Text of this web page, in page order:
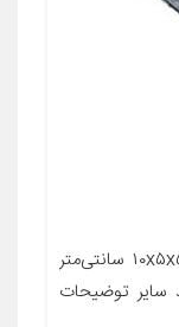
معرفی محصول جزئیات محصول ابعاد ۱۰x۵x۵ سانتی‌متر
سایر توضیحات